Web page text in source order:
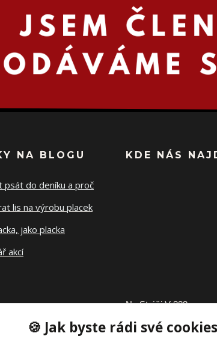
NA BLOGU
psát do deníku a proč
lis na výrobu placek
jako placka
akcí
KDE NÁS
Na Stráži V 328
27302 Tuchlovice
🍪 Jak byste rádi své